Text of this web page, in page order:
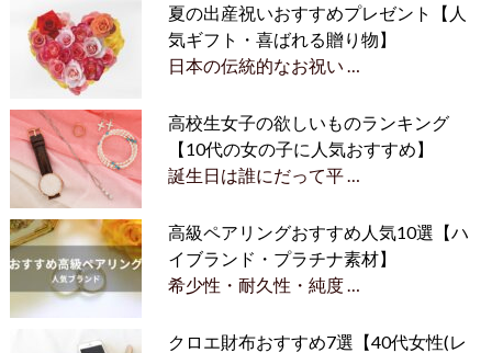
夏の出産祝いおすすめプレゼント【人
気ギフト・喜ばれる贈り物】
日本の伝統的なお祝い …
高校生女子の欲しいものランキング
【10代の女の子に人気おすすめ】
誕生日は誰にだって平 …
高級ペアリングおすすめ人気10選【ハ
イブランド・プラチナ素材】
希少性・耐久性・純度 …
クロエ財布おすすめ7選【40代女性(レ